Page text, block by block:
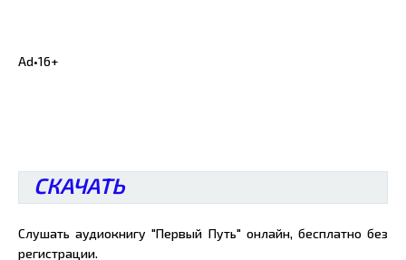
Ad•16+
СКАЧАТЬ
Слушать аудиокнигу "Первый Путь" онлайн, бесплатно без
регистрации.